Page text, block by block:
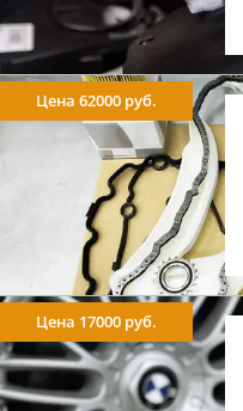
Цена 62000 руб.
Цена 17000 руб.